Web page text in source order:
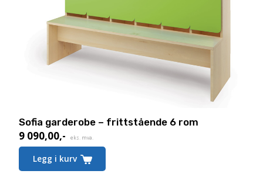
Sofia garderobe – frittstående 6 rom
9 090,00,- eks. mva.
Legg i kurv